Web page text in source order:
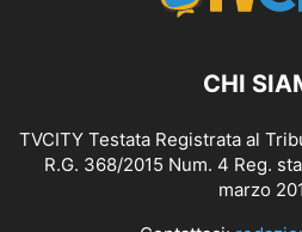
CHI
TVCITY Testata Registrata al
R.G. 368/2015 Num. 4 Reg.
marzo